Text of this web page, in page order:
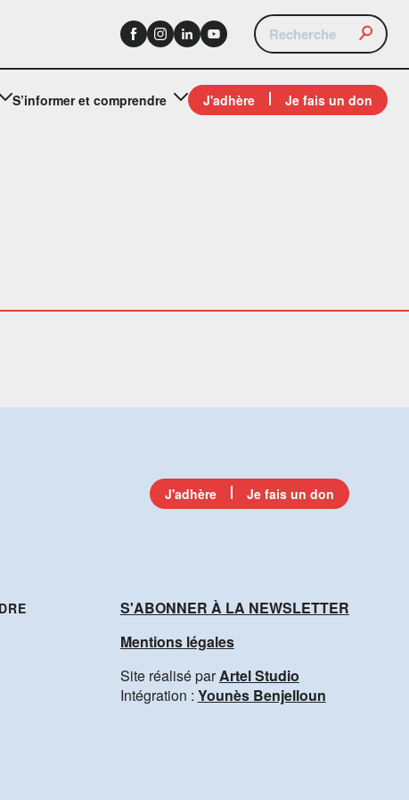
S’informer et comprendre J'adhère Je fais un don
J'adhère Je fais un don
S'ABONNER À LA NEWSLETTER
Mentions légales
Site réalisé parArtel Studio
Intégration : Younès Benjelloun